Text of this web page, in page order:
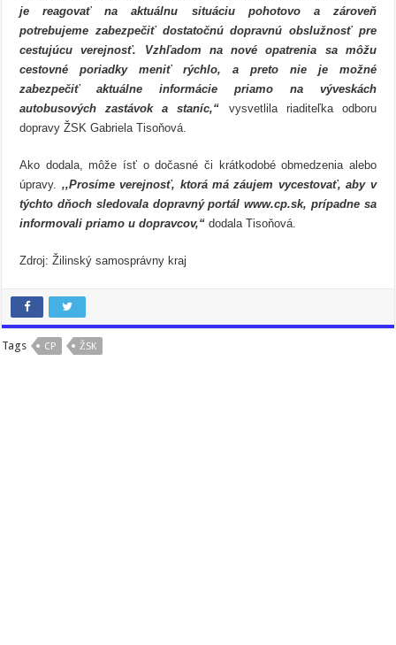
je reagovať na aktuálnu situáciu pohotovo a zároveň
potrebujeme zabezpečiť dostatočnú dopravnú obslužnosť pre
cestujúcu verejnosť. Vzhľadom na nové opatrenia sa môžu
cestovné poriadky meniť rýchlo, a preto nie je možné
zabezpečiť aktuálne informácie priamo na výveskách
autobusových zastávok a staníc,“ vysvetlila riaditeľka odboru
dopravy ŽSK Gabriela Tisoňová.
Ako dodala, môže ísť o dočasné či krátkodobé obmedzenia alebo
úpravy. ,,Prosíme verejnosť, ktorá má záujem vycestovať, aby v
týchto dňoch sledovala dopravný portál www.cp.sk, prípadne sa
informovali priamo u dopravcov,“ dodala Tisoňová.
Zdroj: Žilinský samosprávny kraj
Tags CP ŽSK